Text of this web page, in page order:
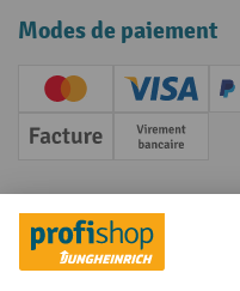
Modes de paiement
Creditcard (Master)
Facture Paiement
Réseaux sociaux
Facebook
YouTube
LinkedInInstagram